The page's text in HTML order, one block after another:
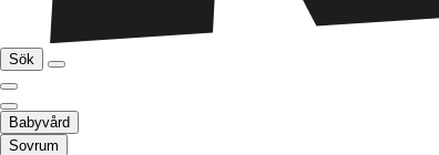
Sök
Babyvård
Sovrum